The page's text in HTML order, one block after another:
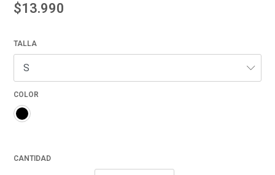
$13.990
TALLA
COLOR
CANTIDAD